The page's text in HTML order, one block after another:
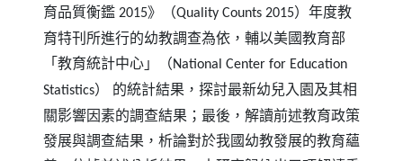
育品質衡鑑 2015》（Quality Counts 2015）年度教
育特刊所進行的幼教調查為依，輔以美國教育部
「教育統計中心」（National Center for Education
Statistics）
的統計結果，探討最新幼兒入園及其相
關影響因素的調查結果；最後，解讀前述教育政策
發展與調查結果，析論對於我國幼教發展的教育蘊